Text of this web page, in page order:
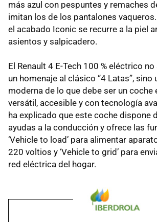
más azul con pespuntes y remaches
imitan los de los pantalones
el acabado Iconic se recurre a la piel
asientos y salpicadero.
El Renault 4 E-Tech 100 % eléctrico
un homenaje al clásico “4 Latas”, sino
moderna de lo que debe ser un coche
versátil, accesible y con tecnología
ha explicado que este coche dispone
ayudas a la conducción y ofrece las
‘Vehicle to load’ para alimentar
220 voltios y ‘Vehicle to grid’ para
red eléctrica del hogar.